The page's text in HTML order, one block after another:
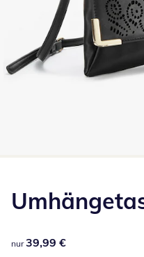
39,99 €
nur 39,99 €